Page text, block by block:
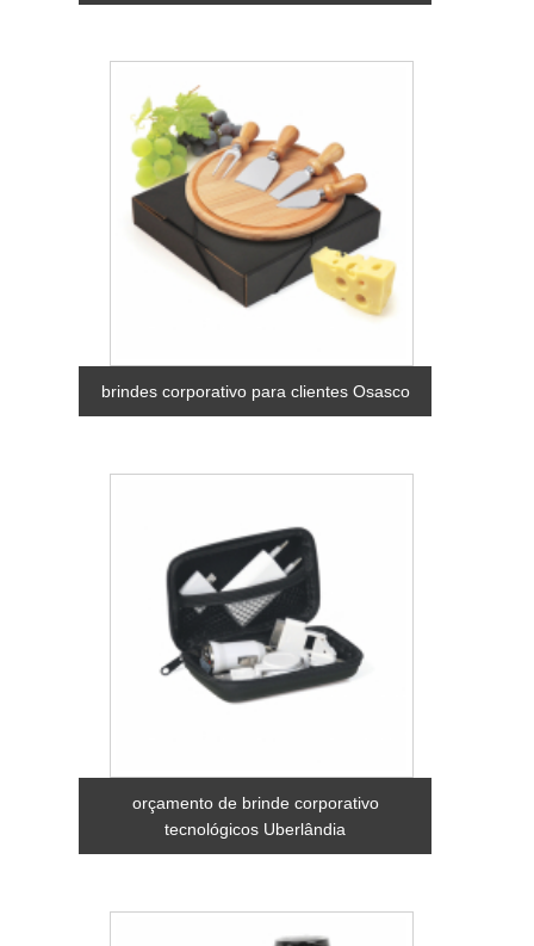
brindes corporativo para clientes Osasco
orçamento de brinde corporativo
tecnológicos Uberlândia